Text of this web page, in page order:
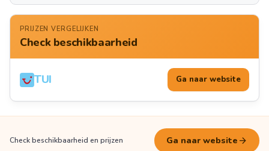
PRIJZEN VERGELIJKEN
Check beschikbaarheid
TUI Ga naar website
Check beschikbaarheid en prijzen Ga naar website arrow_forward